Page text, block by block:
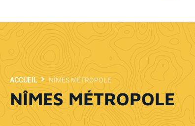
NÎMES MÉTROPOLE
ACCUEIL NÎMES MÉTROPOLE